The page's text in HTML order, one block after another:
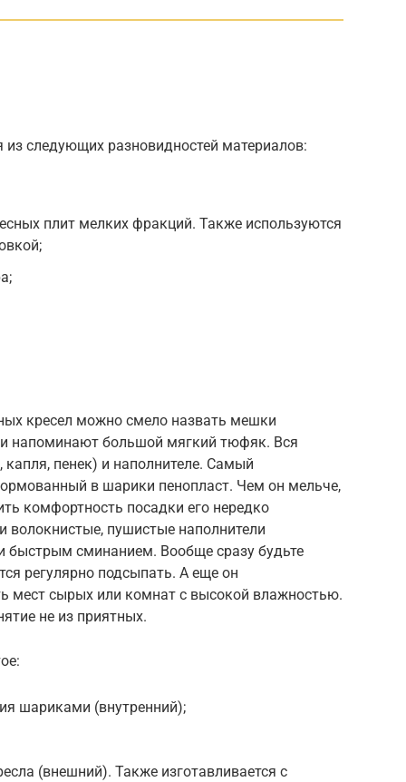
следующих разновидностей материалов:
плит мелких фракций. Также используются
кресел можно смело назвать мешки
напоминают большой мягкий тюфяк. Вся
пенек) и наполнителе. Самый
в шарики пенопласт. Чем он мельче,
комфортность посадки его нередко
пушистые наполнители
быстрым сминанием. Вообще сразу будьте
регулярно подсыпать. А еще он
мест сырых или комнат с высокой влажностью.
не из приятных.
шариками (внутренний);
(внешний). Также изготавливается с